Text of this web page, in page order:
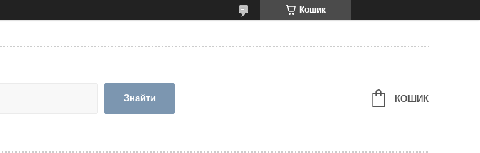
Кошик
Знайти КОШИК